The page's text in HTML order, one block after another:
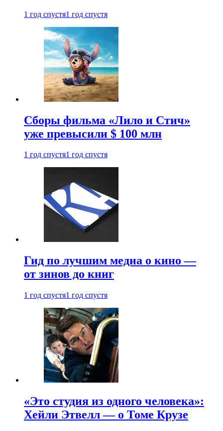
1 год спустя1 год спустя
Сборы фильма «Лило и Стич»
уже превысили $ 100 млн
1 год спустя1 год спустя
Гид по лучшим медиа о кино —
от зинов до книг
1 год спустя1 год спустя
«Это студия из одного человека»:
Хейли Этвелл — о Томе Крузе